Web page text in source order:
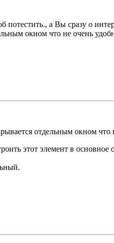
потестить., а Вы сразу о
окном что не очень
отдельным окном что
этот элемент в основное